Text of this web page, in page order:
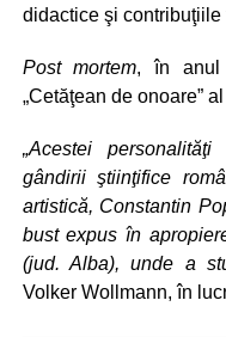
didactice şi
Post mortem, în anul
„Cetăţean de onoare”
„Acestei
gândirii ştiinţifice
artistică, Constantin
bust expus în
(jud. Alba), unde a
Volker Wollmann, în